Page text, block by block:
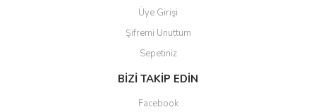
Üye Girişi
Şifremi Unuttum
Sepetiniz
BİZİ TAKİP EDİN
Facebook